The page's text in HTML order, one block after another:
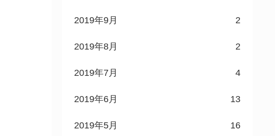
2019年9月 2
2019年8月 2
2019年7月 4
2019年6月 13
2019年5月 16